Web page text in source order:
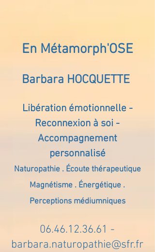
En Métamorph'OSE
Barbara HOCQUETTE
Libération émotionnelle -
Reconnexion à soi -
Accompagnement
personnalisé
Naturopathie . Écoute thérapeutique
Magnétisme . Énergétique .
Perceptions médiumniques
06.46.12.36.61 -
barbara.naturopathie@sfr.fr